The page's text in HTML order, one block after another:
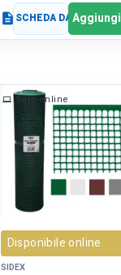
description SCHEDA DATIAggiungi
Solo online
Disponibile online
SIDEX